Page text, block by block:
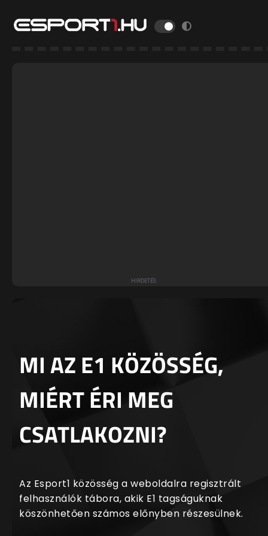
MI AZ E1 KÖZÖSSÉG,
MIÉRT ÉRI MEG
CSATLAKOZNI?
Az Esport1 közösség a weboldalra regisztrált
felhasználók tábora, akik E1 tagságuknak
köszönhetően számos előnyben részesülnek.